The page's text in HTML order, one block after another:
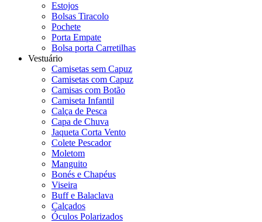
Estojos
Bolsas Tiracolo
Pochete
Porta Empate
Bolsa porta Carretilhas
Vestuário
Camisetas sem Capuz
Camisetas com Capuz
Camisas com Botão
Camiseta Infantil
Calça de Pesca
Capa de Chuva
Jaqueta Corta Vento
Colete Pescador
Moletom
Manguito
Bonés e Chapéus
Viseira
Buff e Balaclava
Calçados
Óculos Polarizados